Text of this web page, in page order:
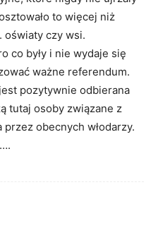
to więcej niż
oświaty czy wsi.
co były i nie wydaje się
ważne referendum.
pozytywnie odbierana
tutaj osoby związane z
obecnych włodarzy.